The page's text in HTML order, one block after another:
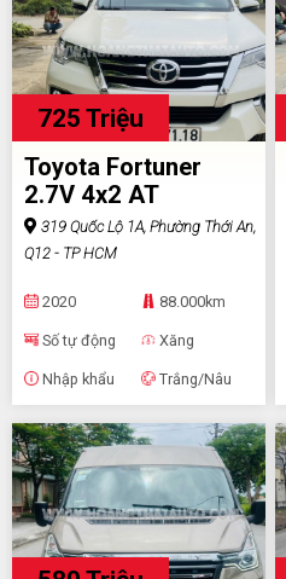
725 Triệu
Toyota Fortuner
2.7V 4x2 AT
319 Quốc Lộ 1A, Phường Thới An,
Q12 - TP HCM
2020 88.000km
Số tự động Xăng
Nhập khẩu Trắng/Nâu